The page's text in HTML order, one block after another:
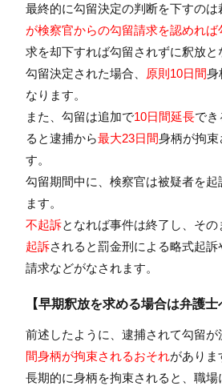
最終的に勾留決定の判断を下すのは
が検察官からの勾留請求を認めれば
求を却下すれば勾留されずに釈放と
勾留決定された場合、
原則10日間身
なります。
また、勾留は追加で10日間延長でき
ると逮捕から最大23日間身柄が拘束
す。
勾留期間中に、検察官は被疑者を起
ます。
不起訴となれば事件は終了し、その
起訴されると罰金刑による略式起訴
請求などがなされます。
【早期釈放を求める場合は弁護士
前述したように、逮捕されて勾留が
間身柄が拘束されるおそれがありま
長期的に身柄を拘束されると、職場